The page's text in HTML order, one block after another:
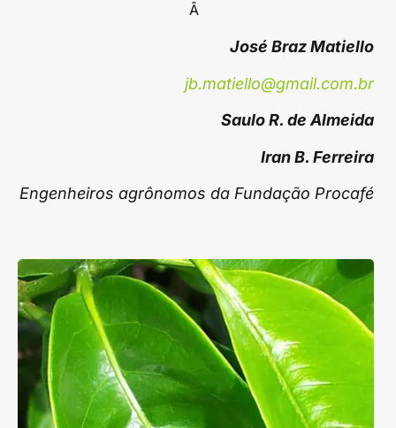
Â
José Braz Matiello
jb.matiello@gmail.com.br
Saulo R. de Almeida
Iran B. Ferreira
Engenheiros agrônomos da Fundação Procafé